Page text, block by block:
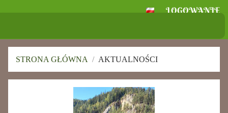
LOGOWANIE
Skołoszowie
STRONA GŁÓWNA / AKTUALNOŚCI